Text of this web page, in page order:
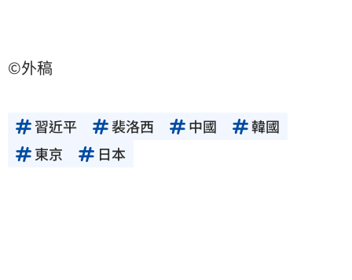
©外稿
習近平 裴洛西 中國
韓國
東京
日本